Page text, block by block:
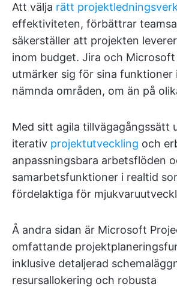
Att välja rätt
effektiviteten, förbättrar
säkerställer att projekten
inom budget. Jira och
utmärker sig för sina funktioner
nämnda områden, om än på
Med sitt agila tillvägagångssätt
iterativ projektutveckling och
anpassningsbara arbetsflöden
samarbetsfunktioner i realtid
fördelaktiga för
Å andra sidan är Microsoft
omfattande
inklusive detaljerad
resursallokering och robusta